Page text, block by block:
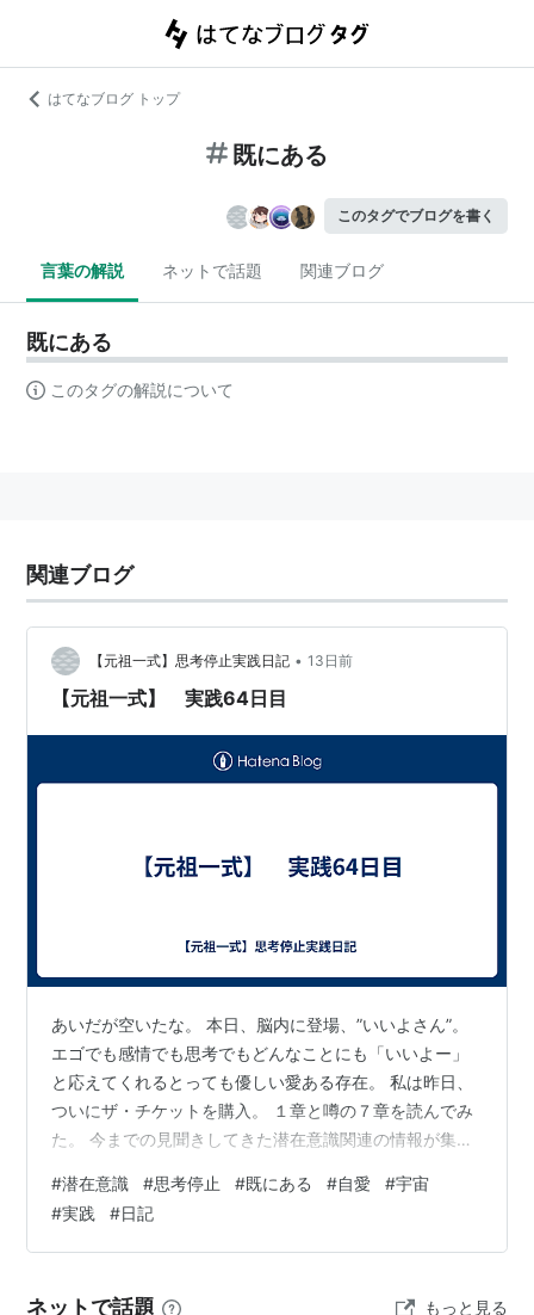
はてなブログ トップ
既にある
このタグでブログを書く
言葉の解説 ネットで話題 関連ブログ
既にある
このタグの解説について
関連ブログ
【元祖一式】思考停止実践日記 • 13日前
【元祖一式】 実践64日目
あいだが空いたな。 本日、脳内に登場、”いいよさん”。
エゴでも感情でも思考でもどんなことにも「いいよー」
と応えてくれるとっても優しい愛ある存在。 私は昨日、
ついにザ・チケットを購入。 １章と噂の７章を読んでみ
た。 今までの見聞きしてきた潜在意識関連の情報が集約
なんだなと感じた。 中でも好きだったの（ピンときた言
葉）は、１章に書いてあった「そうなっても構わない」
とエゴを認めるメソッド。 本当に不思議と今の私の心に
よさん ×「そうなっても構わない」。 すんごく楽な気持
#潜在意識 #思考停止 #既にある #自愛 #宇宙
#実践 #日記
ネットで話題 もっと見る